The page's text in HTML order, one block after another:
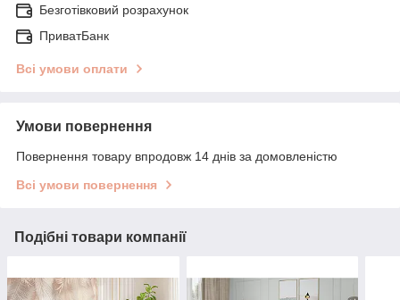
Безготівковий розрахунок
ПриватБанк
Всі умови оплати
Умови повернення
Повернення товару впродовж 14 днів за домовленістю
Всі умови повернення
Подібні товари компанії